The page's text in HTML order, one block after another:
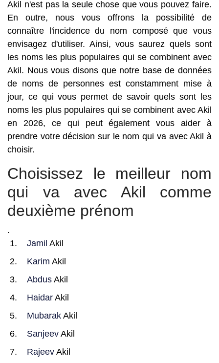
Akil n'est pas la seule chose que vous pouvez faire.
En outre, nous vous offrons la possibilité de
connaître l'incidence du nom composé que vous
envisagez d'utiliser. Ainsi, vous saurez quels sont
les noms les plus populaires qui se combinent avec
Akil. Nous vous disons que notre base de données
de noms de personnes est constamment mise à
jour, ce qui vous permet de savoir quels sont les
noms les plus populaires qui se combinent avec Akil
en 2026, ce qui peut également vous aider à
prendre votre décision sur le nom qui va avec Akil à
choisir.
Choisissez le meilleur nom
qui va avec Akil comme
deuxième prénom
.
Jamil Akil
Karim Akil
Abdus Akil
Haidar Akil
Mubarak Akil
Sanjeev Akil
Rajeev Akil